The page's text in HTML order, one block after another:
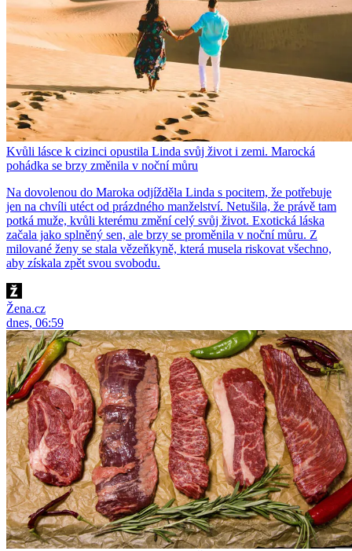
Kvůli lásce k cizinci opustila Linda svůj život i zemi. Marocká
pohádka se brzy změnila v noční můru
Na dovolenou do Maroka odjížděla Linda s pocitem, že potřebuje
jen na chvíli utéct od prázdného manželství. Netušila, že právě tam
potká muže, kvůli kterému změní celý svůj život. Exotická láska
začala jako splněný sen, ale brzy se proměnila v noční můru. Z
milované ženy se stala vězeňkyně, která musela riskovat všechno,
aby získala zpět svou svobodu.
Žena.cz
dnes, 06:59